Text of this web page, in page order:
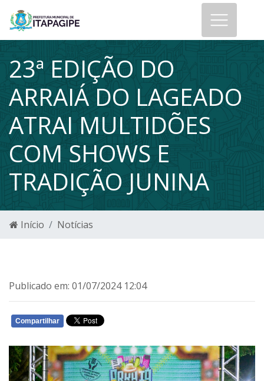
23ª EDIÇÃO DO
ARRAIÁ DO LAGEADO
ATRAI MULTIDÕES
COM SHOWS E
TRADIÇÃO JUNINA
Início Notícias
Publicado em: 01/07/2024 12:04
Compartilhar